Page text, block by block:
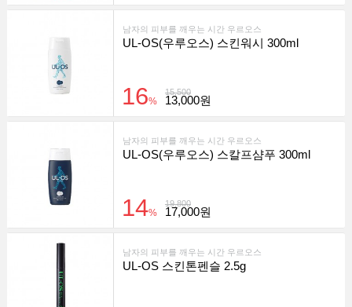
남자의 피부를 깨우는 시간 우르오스
UL-OS(우루오스) 스킨워시 300ml
15,500
16% 13,000원
남자의 피부를 깨우는 시간 우르오스
UL-OS(우루오스) 스칼프샴푸 300ml
19,800
14% 17,000원
남자의 피부를 깨우는 시간 우르오스
UL-OS 스킨톤펜슬 2.5g